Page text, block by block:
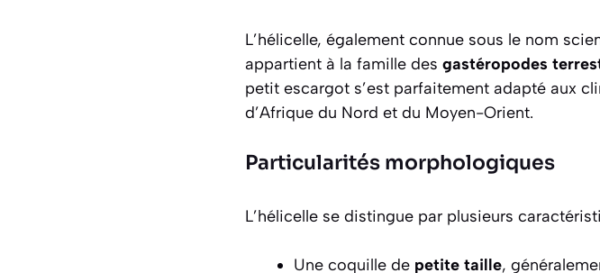
L’hélicelle, également connue sous le nom
appartient à la famille des gastéropodes
petit escargot s’est parfaitement adapté aux
d’Afrique du Nord et du Moyen-Orient.
Particularités morphologiques
L’hélicelle se distingue par plusieurs
Une coquille de petite taille,